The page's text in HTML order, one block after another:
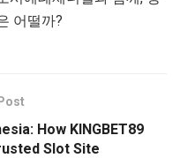
어떨까?
How KINGBET89
Slot Site